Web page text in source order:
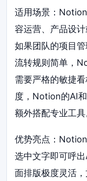
适用场景：
容运营、产品设
如果团队的项目
流转规则简单，
需要严格的敏捷
度，Notion的AI
额外搭配专业工具
优势亮点：
选中文字即可呼
面排版极度灵活